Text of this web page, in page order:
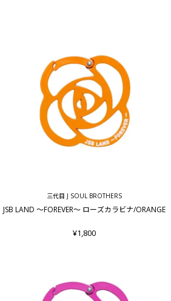
三代目 J SOUL BROTHERS
JSB LAND ～FOREVER～ ローズカラビナ/ORANGE
¥1,800